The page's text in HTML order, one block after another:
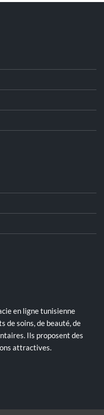
en ligne tunisienne
de soins, de beauté, de
Ils proposent des
attractives.